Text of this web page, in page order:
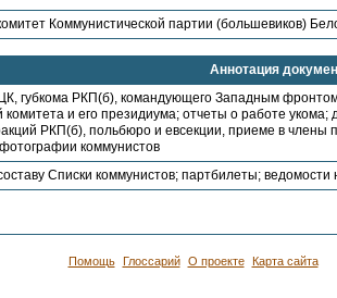
Коммунистической партии (большевиков)
Аннотация
губкома РКП(б), командующего Западным
комитета и его президиума; отчеты о работе
РКП(б), польбюро и евсекции, приеме в члены
коммунистов
Списки коммунистов; партбилеты;
Помощь Глоссарий О проекте Карта сайта